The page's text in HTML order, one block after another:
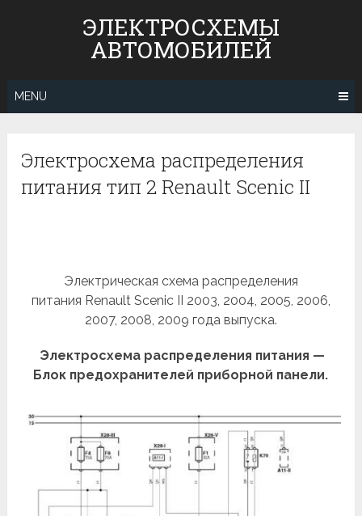
ЭЛЕКТРОСХЕМЫ
АВТОМОБИЛЕЙ
MENU
Электросхема распределения
питания тип 2 Renault Scenic II
Электрическая схема распределения
питания Renault Scenic II 2003, 2004, 2005, 2006,
2007, 2008, 2009 года выпуска.
Электросхема распределения питания —
Блок предохранителей приборной панели.